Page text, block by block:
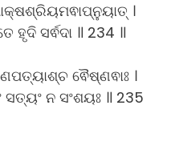
।
ହୃଦି ସର୍ଵଦା ॥ 234 ॥
ଵୈଷ୍ଣଵାଃ ।
ସତ୍ୟଂ ନ ସଂଶୟଃ ॥ 235